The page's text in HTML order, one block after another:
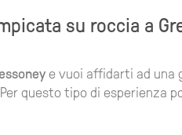
su roccia a
e vuoi affidarti ad una
questo tipo di esperienza